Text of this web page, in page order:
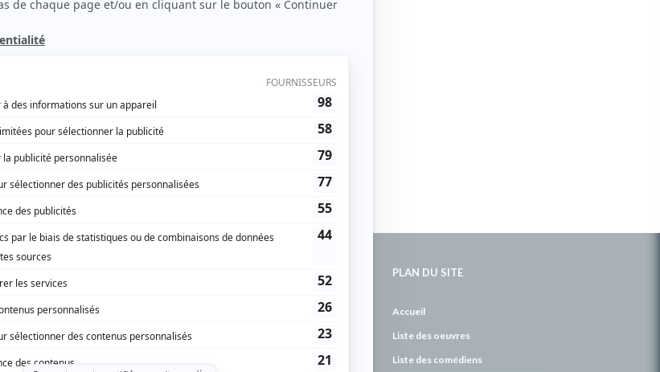
Hommes en quarantaine
à son petit écran. Celui qu’on surnomme parfois «l’encyclopédie de
spécialité: la télé québécoise. On peut l’entendre régulièrement
PLAN DU SITE
Accueil
Liste des oeuvres
Liste des comédiens